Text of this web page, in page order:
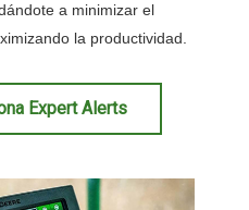
a minimizar el
la productividad.
Expert Alerts